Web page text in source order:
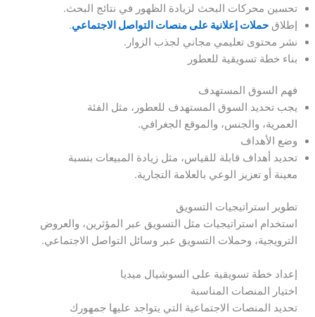
تحسين محركات البحث لزيادة الظهور في نتائج البحث.
إطلاق حملات إعلانية على منصات التواصل الاجتماعي.
نشر محتوى تعليمي مجاني لجذب الزوار.
بناء خطة تسويقية للعطور
فهم السوق المستهدف
يجب تحديد السوق المستهدف للعطور، مثل الفئة
العمرية، والجنس، والموقع الجغرافي.
وضع الأهداف
تحديد أهداف قابلة للقياس، مثل زيادة المبيعات بنسبة
معينة أو تعزيز الوعي بالعلامة التجارية.
تطوير استراتيجيات التسويق
استخدام استراتيجيات مثل التسويق عبر المؤثرين، والعروض
الترويجية، وحملات التسويق عبر وسائل التواصل الاجتماعي.
إعداد خطة تسويقية على السوشيال ميديا
اختيار المنصات المناسبة
تحديد المنصات الاجتماعية التي يتواجد عليها جمهورك